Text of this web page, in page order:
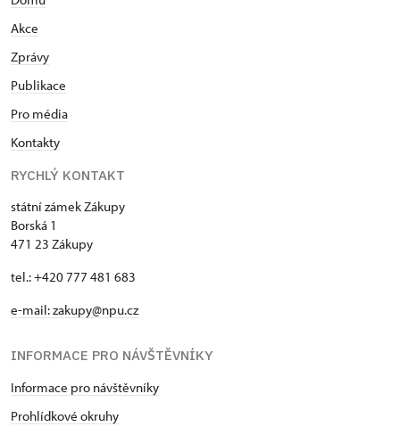
Akce
Zprávy
Publikace
Pro média
Kontakty
RYCHLÝ KONTAKT
státní zámek Zákupy
Borská 1
471 23 Zákupy
tel.: +420 777 481 683
e-mail: zakupy@npu.cz
INFORMACE PRO NÁVŠTĚVNÍKY
Informace pro návštěvníky
Prohlídkové okruhy